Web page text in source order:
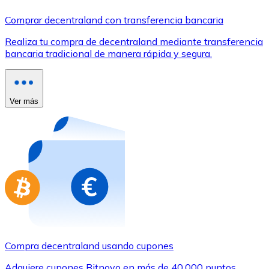
Utiliza tarjetas Visa y Mastercard para comprar
Comprar con tarjeta
Compra tarjetas regalo de tus marcas favoritas con
Ir a la tienda de tarjetas regalo
Comprar decentraland con transferencia bancaria
Realiza tu compra de decentraland mediante transferencia
bancaria tradicional de manera rápida y segura.
Ver más
Compra decentraland usando cupones